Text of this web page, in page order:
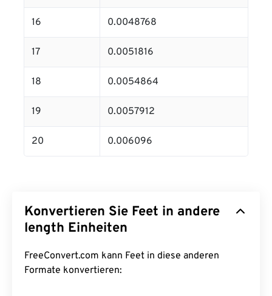
16 0.0048768
17 0.0051816
18 0.0054864
19 0.0057912
20 0.006096
Konvertieren Sie Feet in andere
length Einheiten
FreeConvert.com kann Feet in diese anderen
Formate konvertieren: